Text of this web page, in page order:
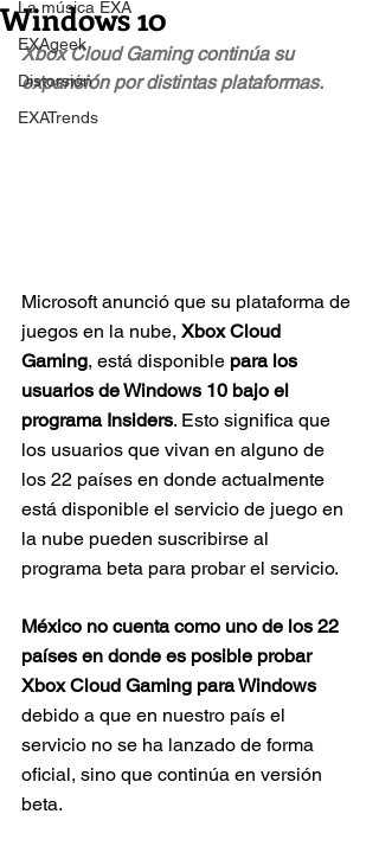
La música EXA
EXAgeek
Distorsión
EXATrends
Windows 10
Xbox Cloud Gaming continúa su
expansión por distintas plataformas.
Microsoft anunció que su plataforma de
juegos en la nube, Xbox Cloud
Gaming, está disponible para los
usuarios de Windows 10 bajo el
programa Insiders. Esto significa que
los usuarios que vivan en alguno de
los 22 países en donde actualmente
está disponible el servicio de juego en
la nube pueden suscribirse al
programa beta para probar el servicio.
México no cuenta como uno de los 22
países en donde es posible probar
Xbox Cloud Gaming para Windows
debido a que en nuestro país el
servicio no se ha lanzado de forma
oficial, sino que continúa en versión
beta.